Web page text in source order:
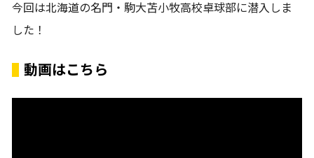
今回は北海道の名門・駒大苫小牧高校卓球部に潜入しま
した！
動画はこちら